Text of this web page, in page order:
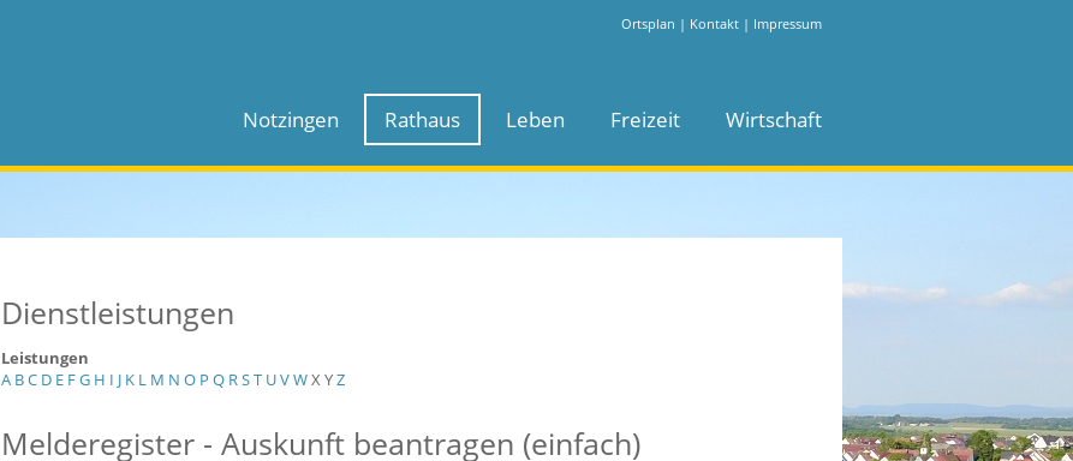
Ortsplan | Kontakt | Impressum
Notzingen Rathaus Leben Freizeit Wirtschaft
Dienstleistungen
Leistungen
A BC D E FG H I J K L M N O P Q RST UVWXYZ
Melderegister - Auskunft beantragen (einfach)